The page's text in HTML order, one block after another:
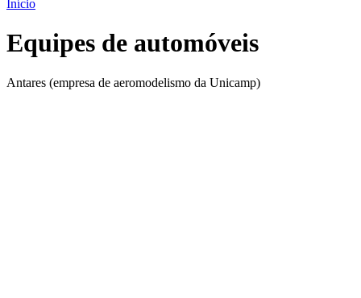
Início
Equipes de automóveis
Antares (empresa de aeromodelismo da Unicamp)